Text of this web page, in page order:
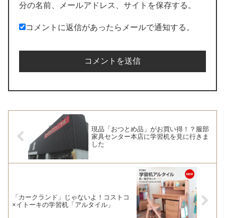
分の名前、メールアドレス、サイトを保存する。
コメントに返信があったらメールで通知する。
現品「おつとめ品」がお買い得！？服部
家具センター本店に学習机を見に行きま
した
「カークランド」じゃないよ！コストコ
×イトーキの学習机「アルタイル」